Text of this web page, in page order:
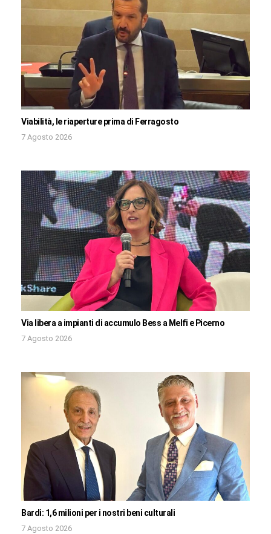
Viabilità, le riaperture prima di Ferragosto
7 Agosto 2026
Via libera a impianti di accumulo Bess a Melfi e Picerno
7 Agosto 2026
Bardi: 1,6 milioni per i nostri beni culturali
7 Agosto 2026